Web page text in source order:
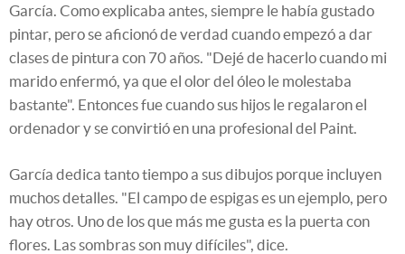
García. Como explicaba antes, siempre le había gustado
pintar, pero se aficionó de verdad cuando empezó a dar
clases de pintura con 70 años. "Dejé de hacerlo cuando mi
marido enfermó, ya que el olor del óleo le molestaba
bastante". Entonces fue cuando sus hijos le regalaron el
ordenador y se convirtió en una profesional del Paint.
García dedica tanto tiempo a sus dibujos porque incluyen
muchos detalles. "El campo de espigas es un ejemplo, pero
hay otros. Uno de los que más me gusta es la puerta con
flores. Las sombras son muy difíciles", dice.